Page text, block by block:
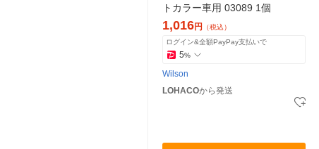
トカラー車用 03089 1個
1,016円
（税込）
ログイン&全額PayPay支払いで
5%
Wilson
LOHACOから発送